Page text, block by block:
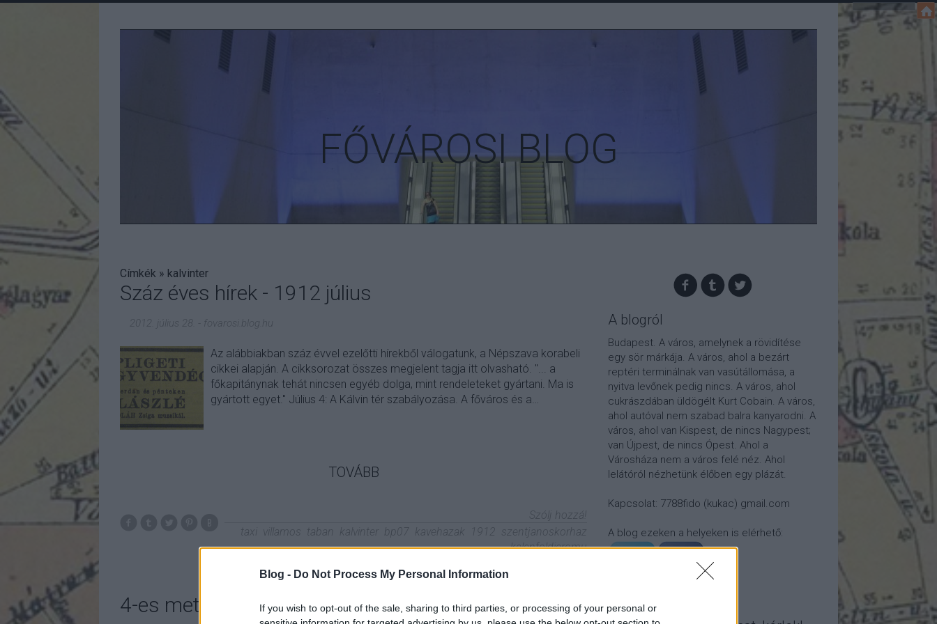
Blog - Do Not Process My Personal Information
If you wish to opt-out of the sale, sharing to third parties, or processing of your personal or
FŐVÁROSI BLOG
Címkék » kalvinter
Száz éves hírek - 1912 július
2012. július 28. fovarosi.blog.hu
Az alábbiakban száz évvel ezelőtti hírekből válogatunk, a Népszava korabeli
cikkei alapján. A cikksorozat összes megjelent tagja itt olvasható. "... a
főkapitánynak tehát nincsen egyéb dolga, mint rendeleteket gyártani. Ma is
gyártott egyet." Július 4: A Kálvin tér szabályozása. A főváros és a…
TOVÁBB
Szólj hozzá!
taxi
villamos taban kalvinter bp07 kavehazak 1912
szentjanoskorhaz
kelenfoldieromu
4-es metró: Hogy állnak a Kálvin téren?
A blogról
Budapest. A város, amelynek a rövidítése
egy sör márkája. A város, ahol a bezárt
reptéri terminálnak van vasútállomása, a
nyitva levőnek pedig nincs. A város, ahol
cukrászdában üldögélt Kurt Cobain. A város,
ahol autóval nem szabad balra kanyarodni. A
város, ahol van Kispest, de nincs Nagypest;
van Újpest, de nincs Ópest. Ahol a
Városháza nem a város felé néz. Ahol
lelátóról nézhetünk élőben egy plázát.
Kapcsolat: 7788fido (kukac) gmail.com
A blog ezeken a helyeken is elérhető: